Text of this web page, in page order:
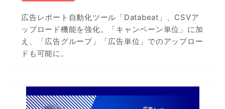
広告レポート自動化ツール「Databeat」、CSVア
ップロード機能を強化。「キャンペーン単位」に加
え、「広告グループ」「広告単位」でのアップロー
ドも可能に。